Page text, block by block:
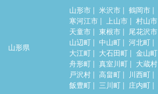
山形県
山形市 米沢市 鶴岡市
寒河江市
上山市 村山市
天童市
東根市 尾花沢市
山辺町
中山町 河北町
大江町
大石田町 金山町
舟形町
真室川町 大蔵村
戸沢村
高畠町 川西町
飯豊町
三川町 庄内町